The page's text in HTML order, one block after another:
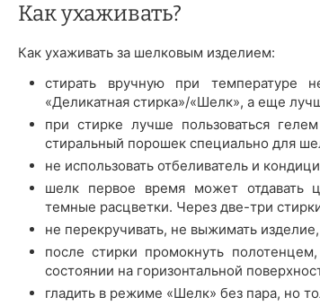
Как ухаживать?
Как ухаживать за шелковым изделием:
стирать вручную при
«Деликатная стирка»/«Шелк», а еще
при стирке лучше пользоваться
стиральный порошек специально для
не использовать отбеливатель и
шелк первое время может отдавать
темные расцветки. Через две-три
не перекручивать, не выжимать
после стирки промокнуть
состоянии на горизонтальной
гладить в режиме «Шелк» без пара, но